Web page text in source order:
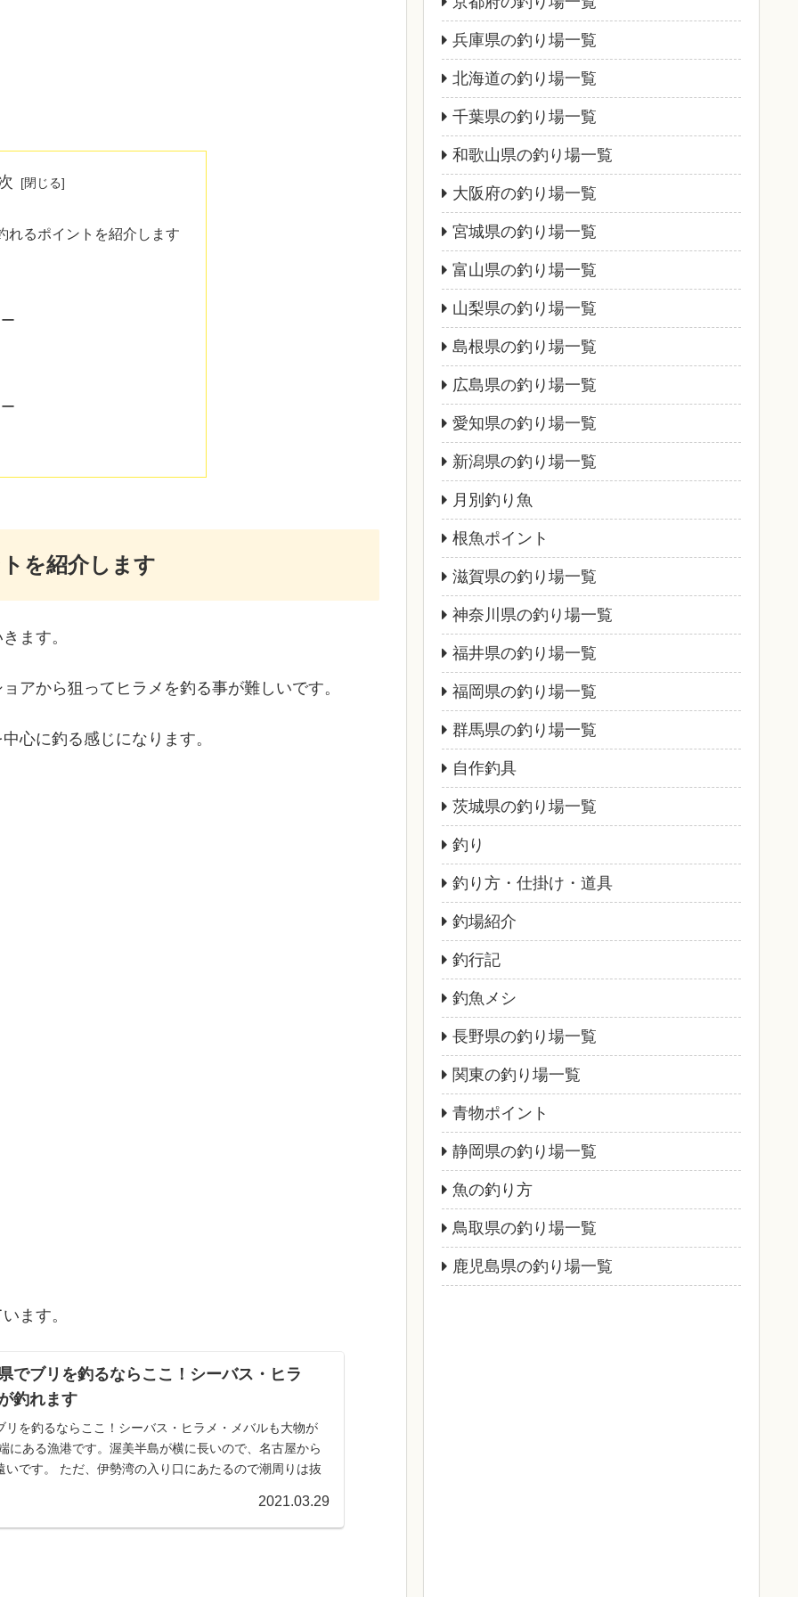
れるポイントを紹介します
を紹介します
ます。
アから狙ってヒラメを釣る事が難しいです。
心に釣る感じになります。
ます。
でブリを釣るならここ！シーバス・ヒラ
釣れます
リを釣るならここ！シーバス・ヒラメ・メバルも大物が
にある漁港です。渥美半島が横に長いので、名古屋から
いです。 ただ、伊勢湾の入り口にあたるので潮周りは抜
2021.03.29
兵庫県の釣り場一覧
北海道の釣り場一覧
千葉県の釣り場一覧
和歌山県の釣り場一覧
大阪府の釣り場一覧
宮城県の釣り場一覧
富山県の釣り場一覧
山梨県の釣り場一覧
島根県の釣り場一覧
広島県の釣り場一覧
愛知県の釣り場一覧
新潟県の釣り場一覧
月別釣り魚
根魚ポイント
滋賀県の釣り場一覧
神奈川県の釣り場一覧
福井県の釣り場一覧
福岡県の釣り場一覧
群馬県の釣り場一覧
自作釣具
茨城県の釣り場一覧
釣り
釣り方・仕掛け・道具
釣場紹介
釣行記
釣魚メシ
長野県の釣り場一覧
関東の釣り場一覧
青物ポイント
静岡県の釣り場一覧
魚の釣り方
鳥取県の釣り場一覧
鹿児島県の釣り場一覧